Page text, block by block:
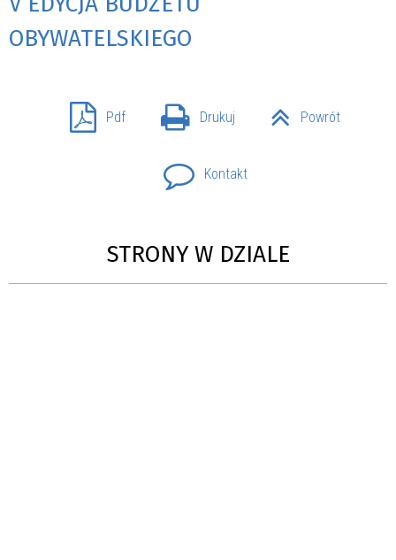
OBYWATELSKIEGO
Pdf Drukuj Powrót
Kontakt
STRONY W DZIALE